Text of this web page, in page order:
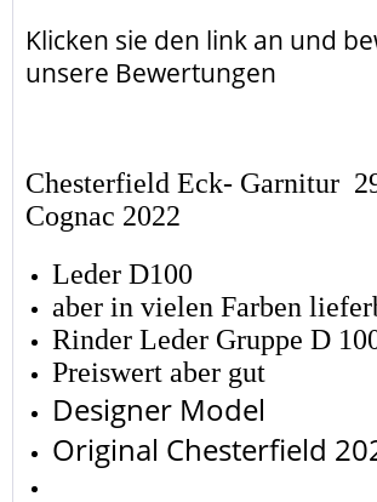
Klicken sie den link an und
unsere Bewertungen
Chesterfield Eck- Garnitur
Cognac 2022
Leder D100
aber in vielen Farben
Rinder Leder Gruppe D
Preiswert aber gut
Designer Model
Original Chesterfield